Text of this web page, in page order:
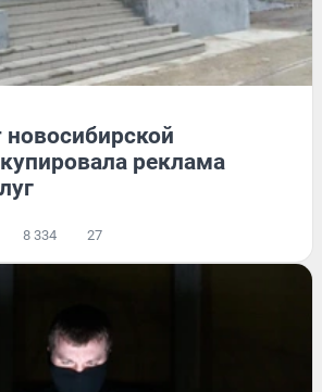
реклама
8 334 27